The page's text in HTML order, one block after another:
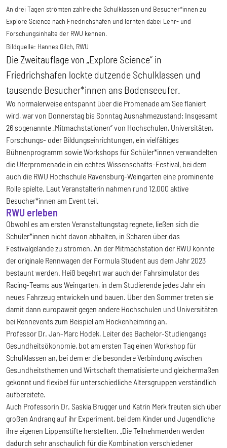
An drei Tagen strömten zahlreiche Schulklassen und Besucher*innen zu
Explore Science nach Friedrichshafen und lernten dabei Lehr- und
Forschungsinhalte der RWU kennen.
Bildquelle: Hannes Gilch, RWU
Die Zweitauflage von „Explore Science“ in
Friedrichshafen lockte dutzende Schulklassen und
tausende Besucher*innen ans Bodenseeufer.
Wo normalerweise entspannt über die Promenade am See flaniert
wird, war von Donnerstag bis Sonntag Ausnahmezustand: Insgesamt
26 sogenannte „Mitmachstationen“ von Hochschulen, Universitäten,
Forschungs- oder Bildungseinrichtungen, ein vielfältiges
Bühnenprogramm sowie Workshops für Schüler*innen verwandelten
die Uferpromenade in ein echtes Wissenschafts-Festival, bei dem
auch die RWU Hochschule Ravensburg-Weingarten eine prominente
Rolle spielte. Laut Veranstalterin nahmen rund 12.000 aktive
Besucher*innen am Event teil.
RWU erleben
Obwohl es am ersten Veranstaltungstag regnete, ließen sich die
Schüler*innen nicht davon abhalten, in Scharen über das
Festivalgelände zu strömen. An der Mitmachstation der RWU konnte
der originale Rennwagen der Formula Student aus dem Jahr 2023
bestaunt werden. Heiß begehrt war auch der Fahrsimulator des
Racing-Teams aus Weingarten, in dem Studierende jedes Jahr ein
neues Fahrzeug entwickeln und bauen. Über den Sommer treten sie
damit dann europaweit gegen andere Hochschulen und Universitäten
bei Rennevents zum Beispiel am Hockenheimring an.
Professor Dr. Jan-Marc Hodek, Leiter des Bachelor-Studiengangs
Gesundheitsökonomie, bot am ersten Tag einen Workshop für
Schulklassen an, bei dem er die besondere Verbindung zwischen
Gesundheitsthemen und Wirtschaft thematisierte und gleichermaßen
gekonnt und flexibel für unterschiedliche Altersgruppen verständlich
aufbereitete.
Auch Professorin Dr. Saskia Brugger und Katrin Merk freuten sich über
großen Andrang auf ihr Experiment, bei dem Kinder und Jugendliche
ihre eigenen Lippenstifte herstellten. „Die Teilnehmenden werden
dadurch sehr anschaulich für die Kombination verschiedener